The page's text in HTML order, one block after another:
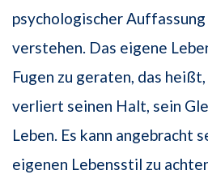
psychologischer Auffassung
verstehen. Das eigene
Fugen zu geraten, das
verliert seinen Halt, sein
Leben. Es kann angebracht
eigenen Lebensstil zu